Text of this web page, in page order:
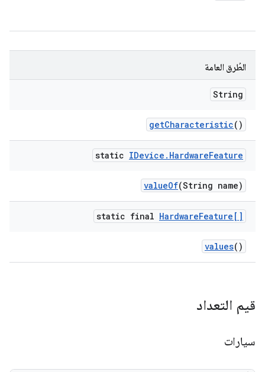
الطُرق العامة
String
getCharacteristic()
static IDevice . HardwareFeature
valueOf(String name)
static final HardwareFeature[]
values()
قيم التعداد
سيارات